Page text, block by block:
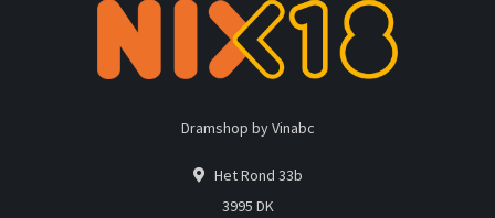
Dramshop by Vinabc
Het Rond 33b
3995 DK